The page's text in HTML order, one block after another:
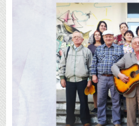
Савіч, Я.
Богданова, К.